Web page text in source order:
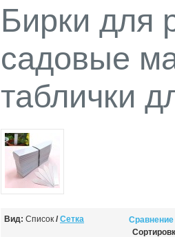
Бирки для
садовые
таблички
Вид: Список / Сетка
Сравнение